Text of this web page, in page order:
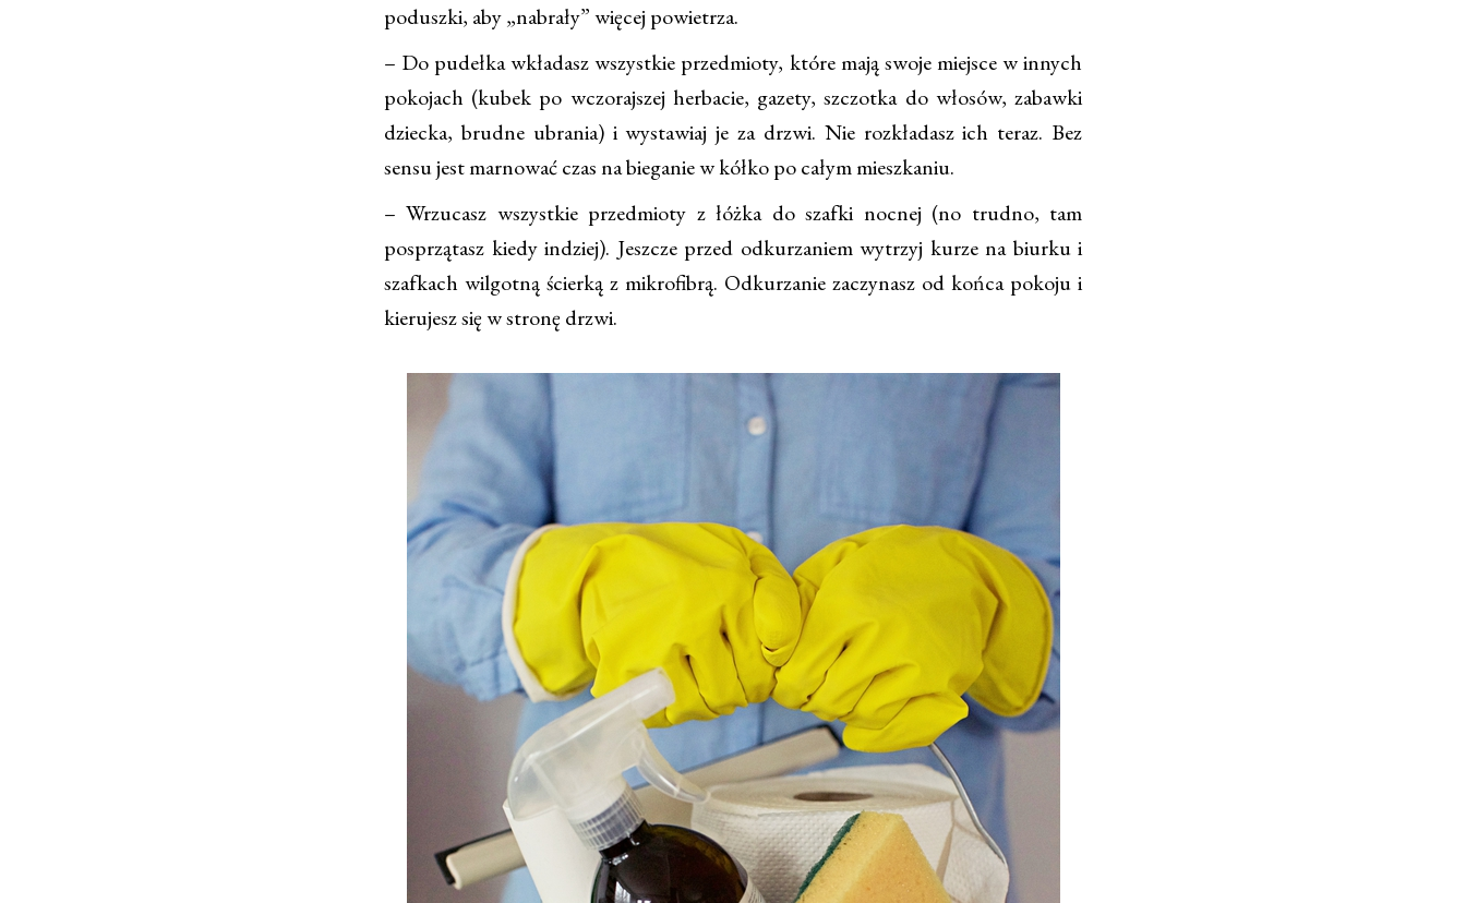
poduszki, aby „nabrały” więcej powietrza.
– Do pudełka wkładasz wszystkie przedmioty, które mają swoje miejsce w innych
pokojach (kubek po wczorajszej herbacie, gazety, szczotka do włosów, zabawki
dziecka, brudne ubrania) i wystawiaj je za drzwi. Nie rozkładasz ich teraz. Bez
sensu jest marnować czas na bieganie w kółko po całym mieszkaniu.
– Wrzucasz wszystkie przedmioty z łóżka do szafki nocnej (no trudno, tam
posprzątasz kiedy indziej). Jeszcze przed odkurzaniem wytrzyj kurze na biurku i
szafkach wilgotną ścierką z mikrofibrą. Odkurzanie zaczynasz od końca pokoju i
kierujesz się w stronę drzwi.